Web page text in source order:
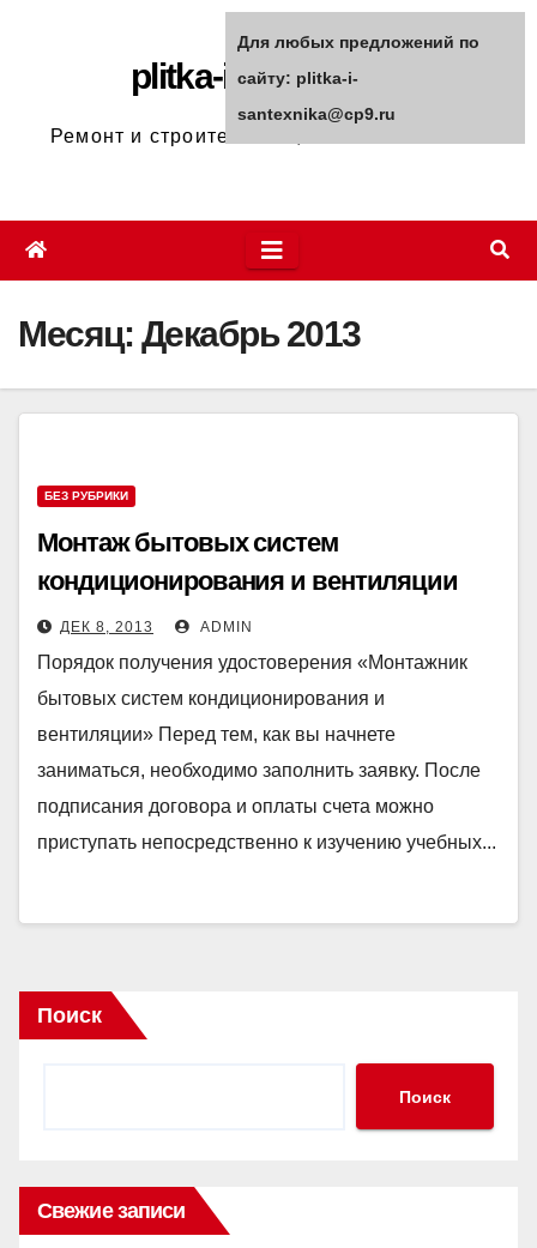
plitka-i-santexnika
Ремонт и строительство, полезные советы
Месяц: Декабрь 2013
БЕЗ РУБРИКИ
Монтаж бытовых систем
кондиционирования и вентиляции
ДЕК 8, 2013 ADMIN
Порядок получения удостоверения «Монтажник
бытовых систем кондиционирования и
вентиляции» Перед тем, как вы начнете
заниматься, необходимо заполнить заявку. После
подписания договора и оплаты счета можно
приступать непосредственно к изучению учебных...
Поиск
Поиск
Свежие записи
Для любых предложений по
сайту: plitka-i-
santexnika@cp9.ru